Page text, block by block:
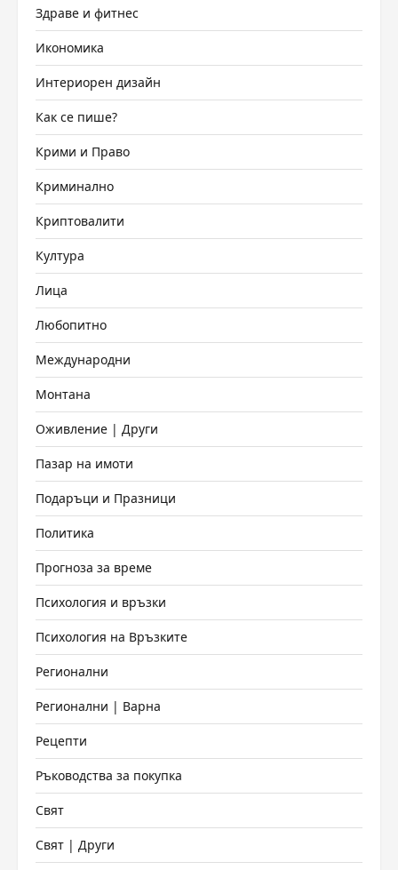
Здраве и фитнес
Икономика
Интериорен дизайн
Как се пише?
Крими и Право
Криминално
Криптовалити
Култура
Лица
Любопитно
Международни
Монтана
Оживление | Други
Пазар на имоти
Подаръци и Празници
Политика
Прогноза за време
Психология и връзки
Психология на Връзките
Регионални
Регионални | Варна
Рецепти
Ръководства за покупка
Свят
Свят | Други